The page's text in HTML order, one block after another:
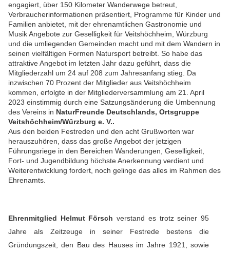
engagiert, über 150 Kilometer Wanderwege betreut,
Verbraucherinformationen präsentiert, Programme für Kinder und
Familien anbietet, mit der ehrenamtlichen Gastronomie und
Musik Angebote zur Geselligkeit für Veitshöchheim, Würzburg
und die umliegenden Gemeinden macht und mit dem Wandern in
seinen vielfältigen Formen Natursport betreibt. So habe das
attraktive Angebot im letzten Jahr dazu geführt, dass die
Mitgliederzahl um 24 auf 208 zum Jahresanfang stieg. Da
inzwischen 70 Prozent der Mitglieder aus Veitshöchheim
kommen, erfolgte in der Mitgliederversammlung am 21. April
2023 einstimmig durch eine Satzungsänderung die Umbennung
des Vereins in NaturFreunde Deutschlands, Ortsgruppe
Veitshöchheim/Würzburg e. V..
Aus den beiden Festreden und den acht Grußworten war
herauszuhören, dass das große Angebot der jetzigen
Führungsriege in den Bereichen Wanderungen, Geselligkeit,
Fort- und Jugendbildung höchste Anerkennung verdient und
Weiterentwicklung fordert, noch gelinge das alles im Rahmen des
Ehrenamts.
Ehrenmitglied Helmut Förschverstand es trotz seiner 95
Jahre als Zeitzeuge in seiner Festrede bestens die
Gründungszeit, den Bau des Hauses im Jahre 1921, sowie